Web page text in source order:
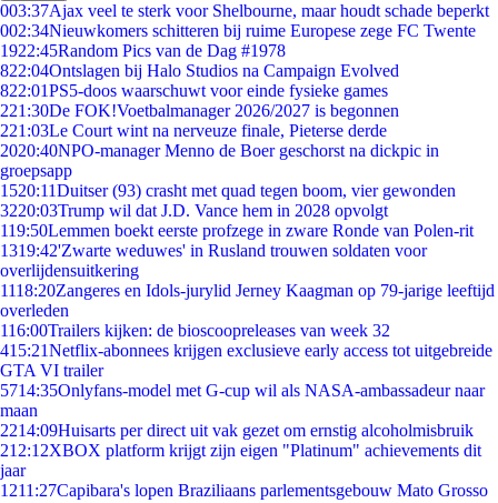
003:37Ajax veel te sterk voor Shelbourne, maar houdt schade beperkt
002:34Nieuwkomers schitteren bij ruime Europese zege FC Twente
1922:45Random Pics van de Dag #1978
822:04Ontslagen bij Halo Studios na Campaign Evolved
822:01PS5-doos waarschuwt voor einde fysieke games
221:30De FOK!Voetbalmanager 2026/2027 is begonnen
221:03Le Court wint na nerveuze finale, Pieterse derde
2020:40NPO-manager Menno de Boer geschorst na dickpic in
groepsapp
1520:11Duitser (93) crasht met quad tegen boom, vier gewonden
3220:03Trump wil dat J.D. Vance hem in 2028 opvolgt
119:50Lemmen boekt eerste profzege in zware Ronde van Polen-rit
1319:42'Zwarte weduwes' in Rusland trouwen soldaten voor
overlijdensuitkering
1118:20Zangeres en Idols-jurylid Jerney Kaagman op 79-jarige leeftijd
overleden
116:00Trailers kijken: de bioscoopreleases van week 32
415:21Netflix-abonnees krijgen exclusieve early access tot uitgebreide
GTA VI trailer
5714:35Onlyfans-model met G-cup wil als NASA-ambassadeur naar
maan
2214:09Huisarts per direct uit vak gezet om ernstig alcoholmisbruik
212:12XBOX platform krijgt zijn eigen "Platinum" achievements dit
jaar
1211:27Capibara's lopen Braziliaans parlementsgebouw Mato Grosso